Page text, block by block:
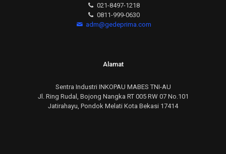
021-8497-1218
0811-999-0630
adm@gedeprima.com
Alamat
Sentra Industri INKOPAU MABES TNI-AU
Jl. Ring Rudal, Bojong Nangka RT 005 RW 07 No.101
Jatirahayu, Pondok Melati Kota Bekasi 17414